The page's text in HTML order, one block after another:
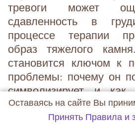
тревоги может
сдавленность в
процессе терапии
образ тяжелого
становится ключом к
проблемы: почему он
символизирует и
работать.
Оставаясь на сайте Вы
Принять Правила и